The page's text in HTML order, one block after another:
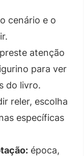
cenário e o
preste atenção
para ver
do livro.
reler, escolha
específicas
época,